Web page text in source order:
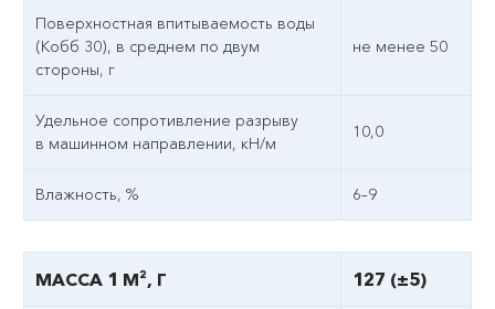
Поверхностная впитываемость воды
(Кобб 30), в среднем по двум
стороны, г
не менее 50
Удельное сопротивление разрыву
в машинном направлении, кН/м
10,0
Влажность, % 6–9
МАССА 1 М², Г 127 (±5)